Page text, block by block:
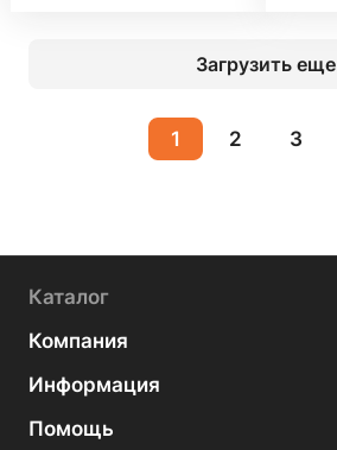
Загрузить еще
1 2 3
Каталог
Компания
Информация
Помощь